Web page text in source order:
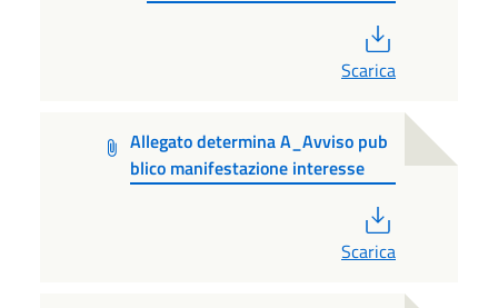
Scarica
Allegato determina A_Avviso pub
blico manifestazione interesse
Scarica